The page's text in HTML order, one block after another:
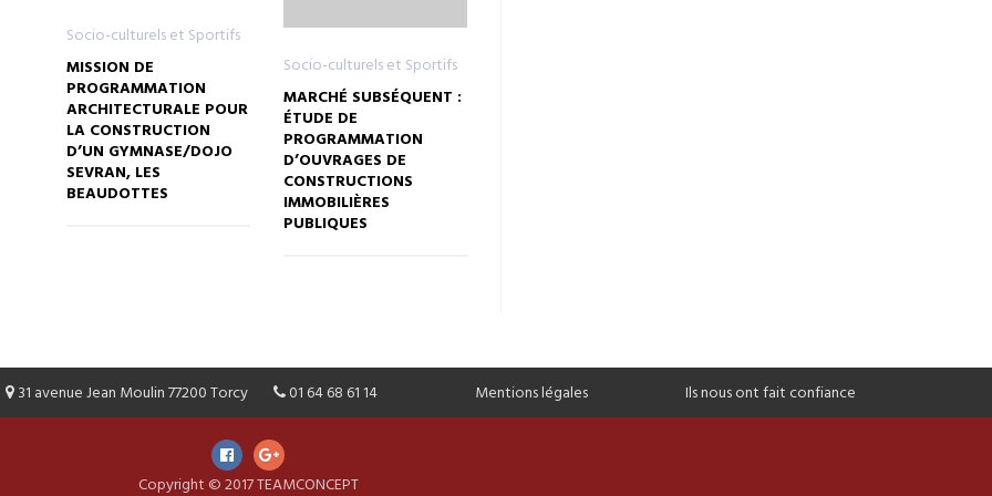
Socio-culturels et Sportifs
MISSION DE
PROGRAMMATION
ARCHITECTURALE POUR
LA CONSTRUCTION
D’UN GYMNASE/DOJO
SEVRAN, LES
BEAUDOTTES
Socio-culturels et Sportifs
MARCHÉ SUBSÉQUENT :
ÉTUDE DE
PROGRAMMATION
D’OUVRAGES DE
CONSTRUCTIONS
IMMOBILIÈRES
PUBLIQUES
31 avenue Jean Moulin 77200 Torcy 01 64 68 61 14 Mentions légales Ils nous ont fait confiance
Copyright © 2017 TEAMCONCEPT